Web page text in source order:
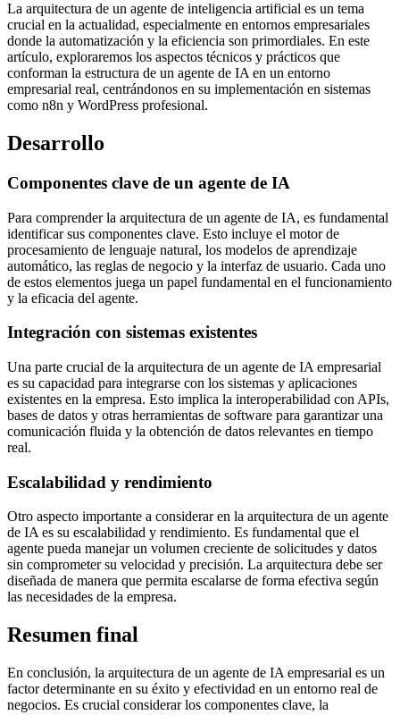
La arquitectura de un agente de inteligencia artificial es un tema
crucial en la actualidad, especialmente en entornos empresariales
donde la automatización y la eficiencia son primordiales. En este
artículo, exploraremos los aspectos técnicos y prácticos que
conforman la estructura de un agente de IA en un entorno
empresarial real, centrándonos en su implementación en sistemas
como n8n y WordPress profesional.
Desarrollo
Componentes clave de un agente de IA
Para comprender la arquitectura de un agente de IA, es fundamental
identificar sus componentes clave. Esto incluye el motor de
procesamiento de lenguaje natural, los modelos de aprendizaje
automático, las reglas de negocio y la interfaz de usuario. Cada uno
de estos elementos juega un papel fundamental en el funcionamiento
y la eficacia del agente.
Integración con sistemas existentes
Una parte crucial de la arquitectura de un agente de IA empresarial
es su capacidad para integrarse con los sistemas y aplicaciones
existentes en la empresa. Esto implica la interoperabilidad con APIs,
bases de datos y otras herramientas de software para garantizar una
comunicación fluida y la obtención de datos relevantes en tiempo
real.
Escalabilidad y rendimiento
Otro aspecto importante a considerar en la arquitectura de un agente
de IA es su escalabilidad y rendimiento. Es fundamental que el
agente pueda manejar un volumen creciente de solicitudes y datos
sin comprometer su velocidad y precisión. La arquitectura debe ser
diseñada de manera que permita escalarse de forma efectiva según
las necesidades de la empresa.
Resumen final
En conclusión, la arquitectura de un agente de IA empresarial es un
factor determinante en su éxito y efectividad en un entorno real de
negocios. Es crucial considerar los componentes clave, la